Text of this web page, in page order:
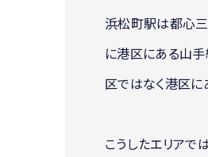
浜松町駅は都心
に港区にある山手
区ではなく港区に
こうしたエリアで